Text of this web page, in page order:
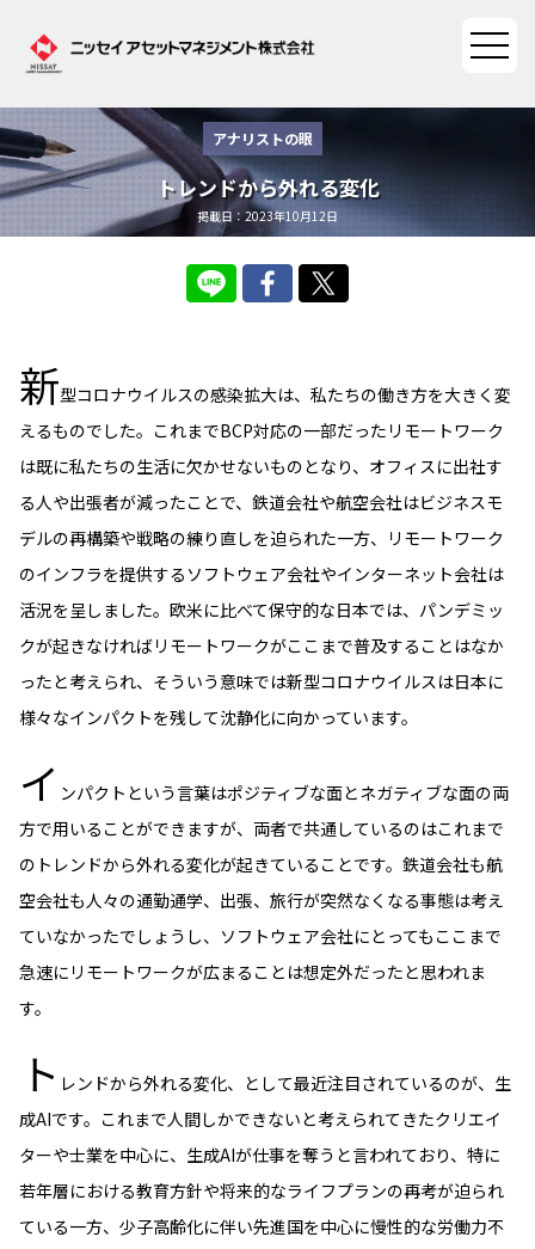
ファンド情報
ファンド情報TOP
ファンド比較
海外休日カレンダー
投資信託償還商品のご案内
有価証券届出書の効力の発生の有無について
リーズ
確定拠出年金について
確定拠出年金での商品の選び方について
マーケットレポート
大関 洋の「十字路」
コラム
ファンドレポート
資産形成ポータルTOP
資産形成サービス
Goal Navi
資産形成サポート
よくあるご質問
投資の教室
サステナビリティ
サステナビリティTOP
SDGsとは？
特別対談
サステナビリティ推進体制
ニッセイアセットの重要課題
サステナビリティへの取り組み
サステナビリティレポート
議決権行使について
ニッセイアセットについて
ニッセイアセットについてTOP
会社情報
プレスリリース
受賞歴
公式キャラクターのご紹介
最新情報 法人のお客さま
採用情報 English
アナリストの眼
トレンドから外れる変化
掲載日：2023年10月12日
新型コロナウイルスの感染拡大は、私たちの働き方を大きく変
えるものでした。これまでBCP対応の一部だったリモートワーク
は既に私たちの生活に欠かせないものとなり、オフィスに出社す
る人や出張者が減ったことで、鉄道会社や航空会社はビジネスモ
デルの再構築や戦略の練り直しを迫られた一方、リモートワーク
のインフラを提供するソフトウェア会社やインターネット会社は
活況を呈しました。欧米に比べて保守的な日本では、パンデミッ
クが起きなければリモートワークがここまで普及することはなか
ったと考えられ、そういう意味では新型コロナウイルスは日本に
様々なインパクトを残して沈静化に向かっています。
イ ンパクトという言葉はポジティブな面とネガティブな面の両
方で用いることができますが、両者で共通しているのはこれまで
のトレンドから外れる変化が起きていることです。鉄道会社も航
空会社も人々の通勤通学、出張、旅行が突然なくなる事態は考え
ていなかったでしょうし、ソフトウェア会社にとってもここまで
急速にリモートワークが広まることは想定外だったと思われま
す。
ト レンドから外れる変化、として最近注目されているのが、生
成AIです。これまで人間しかできないと考えられてきたクリエイ
ターや士業を中心に、生成AIが仕事を奪うと言われており、特に
若年層における教育方針や将来的なライフプランの再考が迫られ
ている一方、少子高齢化に伴い先進国を中心に慢性的な労働力不